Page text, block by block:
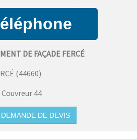
DE FAÇADE FERCÉ
(44660)
Couvreur 44
DE DEVIS